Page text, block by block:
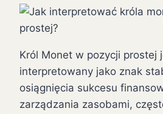
Król Monet w pozycji prostej
interpretowany jako znak
osiągnięcia sukcesu
zarządzania zasobami,